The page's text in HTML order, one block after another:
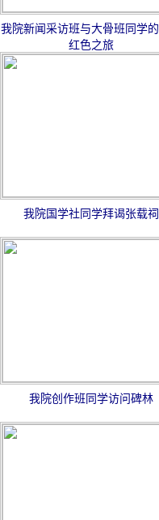
我院新闻采访班与大骨班同学
红色之旅
我院国学社同学拜谒张载祠
我院创作班同学访问碑林